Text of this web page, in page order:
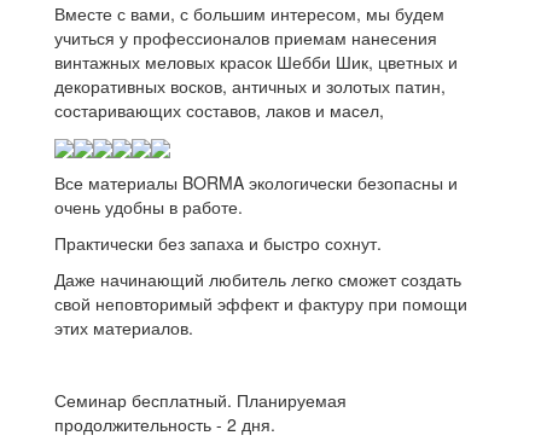
Вместе с вами, с большим интересом, мы будем
учиться у профессионалов приемам нанесения
винтажных меловых красок Шебби Шик, цветных и
декоративных восков, античных и золотых патин,
состаривающих составов, лаков и масел,
Все материалы BORMA экологически безопасны и
очень удобны в работе.
Практически без запаха и быстро сохнут.
Даже начинающий любитель легко сможет создать
свой неповторимый эффект и фактуру при помощи
этих материалов.
Семинар бесплатный. Планируемая
продолжительность - 2 дня.